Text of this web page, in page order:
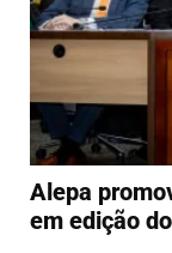
Alepa
em edição